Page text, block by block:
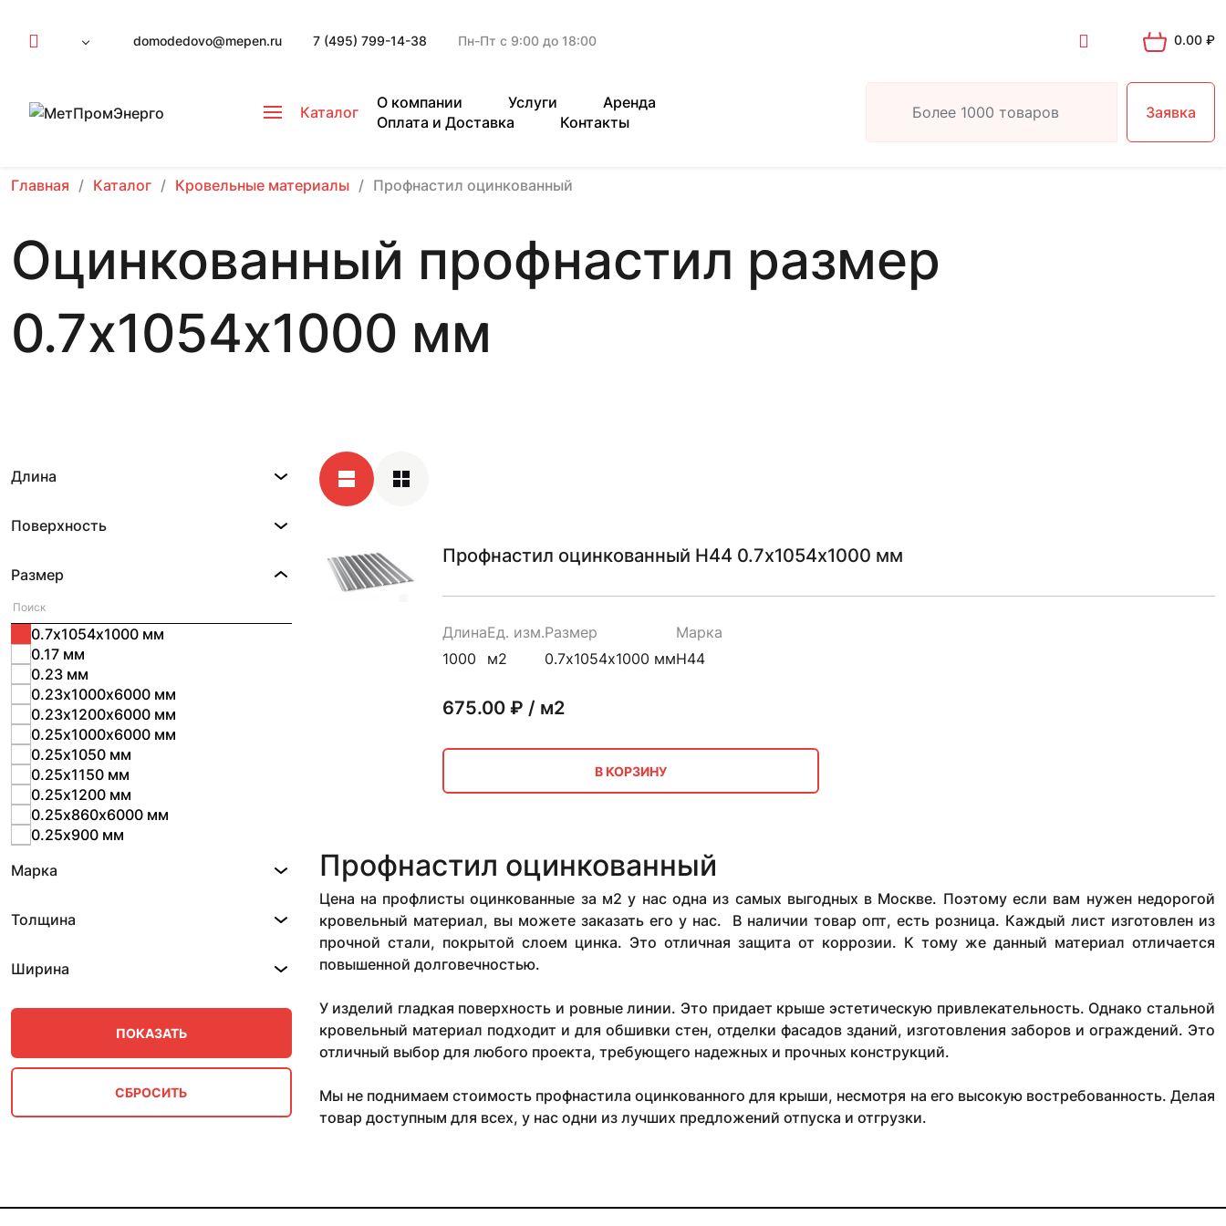
domodedovo@mepen.ru 7 (495) 799-14-38 Пн-Пт с 9:00 до 18:00 0.00 ₽
Каталог
О компании Услуги
Аренда
Оплата и Доставка
Контакты
Заявка
Главная Каталог Кровельные материалы Профнастил оцинкованный
Оцинкованный профнастил размер
0.7х1054х1000 мм
Длина
Поверхность
Размер
0.17 мм
0.23 мм
0.23х1000х6000 мм
0.23х1200х6000 мм
0.25х1000х6000 мм
0.25х1050 мм
0.25х1150 мм
0.25х1200 мм
0.25х860х6000 мм
0.25х900 мм
0.28х1051 мм
0.3 мм
0.33х1000х6000 мм
0.35х1000 мм
0.35х1000х1000-13000 мм
0.35х1000х1051 мм
0.35х1000х1060 мм
0.7х1054х1000 мм
Марка
Толщина
Ширина
Профнастил оцинкованный Н44 0.7х1054х1000 мм
Длина
1000
Ед. изм.
м2
Размер
0.7х1054х1000 мм
Марка
Н44
675.00₽ / м2
В КОРЗИНУ
Профнастил оцинкованный
Цена на профлисты оцинкованные за м2 у нас одна из самых выгодных в Москве. Поэтому если вам нужен недорогой
кровельный материал, вы можете заказать его у нас. В наличии товар опт, есть розница. Каждый лист изготовлен из
прочной стали, покрытой слоем цинка. Это отличная защита от коррозии. К тому же данный материал отличается
повышенной долговечностью.
У изделий гладкая поверхность и ровные линии. Это придает крыше эстетическую привлекательность. Однако стальной
кровельный материал подходит и для обшивки стен, отделки фасадов зданий, изготовления заборов и ограждений. Это
отличный выбор для любого проекта, требующего надежных и прочных конструкций.
Мы не поднимаем стоимость профнастила оцинкованного для крыши, несмотря на его высокую востребованность. Делая
товар доступным для всех, у нас одни из лучших предложений отпуска и отгрузки.